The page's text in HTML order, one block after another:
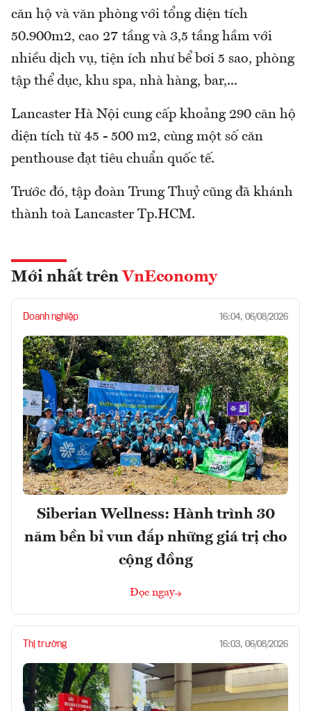
căn hộ và văn phòng với tổng diện tích
50.900m2, cao 27 tầng và 3,5 tầng hầm với
nhiều dịch vụ, tiện ích như bể bơi 5 sao, phòng
tập thể dục, khu spa, nhà hàng, bar,...
Lancaster Hà Nội cung cấp khoảng 290 căn hộ
diện tích từ 45 - 500 m2, cùng một số căn
penthouse đạt tiêu chuẩn quốc tế.
Trước đó, tập đoàn Trung Thuỷ cũng đã khánh
thành toà Lancaster Tp.HCM.
Mới nhất trên VnEconomy
Doanh nghiệp 16:04, 06/08/2026
Siberian Wellness: Hành trình 30
năm bền bỉ vun đắp những giá trị cho
cộng đồng
Đọc ngay
Thị trường 16:03, 06/08/2026